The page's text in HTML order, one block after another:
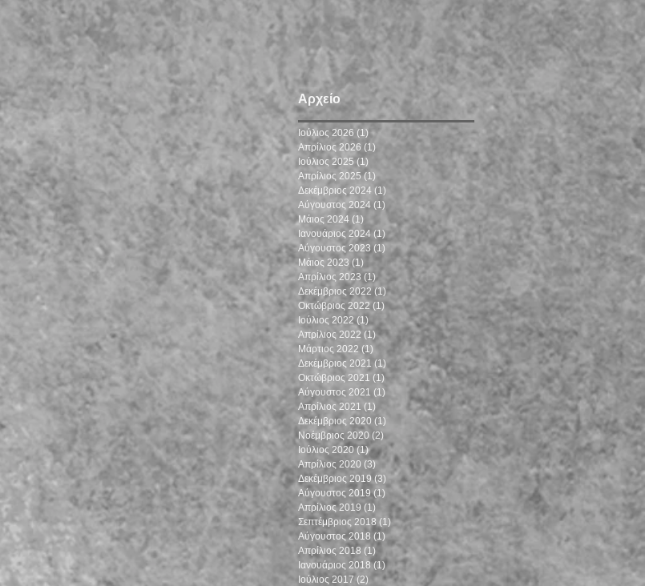
Αρχείο
Ιούλιος 2026 (1) 1 Ανάρτηση
Απρίλιος 2026 (1)
Ιούλιος 2025 (1)
Απρίλιος 2025 (1) 1 Ανάρτηση
Δεκέμβριος 2024 (1)
Αύγουστος 2024 (1)
Μάιος 2024 (1) 1 Ανάρτηση
Ιανουάριος 2024 (1) 1 Ανάρτηση
Αύγουστος 2023 (1) 1 Ανάρτηση
Μάιος 2023 (1) 1 Ανάρτηση
Απρίλιος 2023 (1) 1 Ανάρτηση
Δεκέμβριος 2022 (1)1 Ανάρτηση
Οκτώβριος 2022 (1) 1 Ανάρτηση
Ιούλιος 2022 (1) 1 Ανάρτηση
Απρίλιος 2022 (1)1 Ανάρτηση
Μάρτιος 2022 (1) 1 Ανάρτηση
Δεκέμβριος 2021 (1) 1 Ανάρτηση
Οκτώβριος 2021 (1) 1 Ανάρτηση
Αύγουστος 2021 (1)
Απρίλιος 2021 (1) 1 Ανάρτηση
Δεκέμβριος 2020 (1)
Νοέμβριος 2020 (2)2 Αναρτήσεις
Ιούλιος 2020 (1)1 Ανάρτηση
Απρίλιος 2020 (3) 3 Αναρτήσεις
Δεκέμβριος 2019 (3) 3 Αναρτήσεις
Αύγουστος 2019 (1) 1 Ανάρτηση
Απρίλιος 2019 (1) 1 Ανάρτηση
Σεπτέμβριος 2018 (1)1 Ανάρτηση
Αύγουστος 2018 (1) 1 Ανάρτηση
Απρίλιος 2018 (1) 1 Ανάρτηση
Ιανουάριος 2018 (1)1 Ανάρτηση
Ιούλιος 2017 (2) 2 Αναρτήσεις